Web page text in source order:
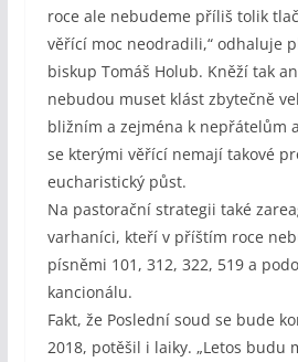
roce ale nebudeme příliš tolik
věřící moc neodradili,“ odhaluje
biskup Tomáš Holub. Kněží tak
nebudou muset klást zbytečně
bližním a zejména k nepřátelům
se kterými věřící nemají takové
eucharistický půst.
Na pastorační strategii také
varhaníci, kteří v příštím roce
písněmi 101, 312, 322, 519 a
kancionálu.
Fakt, že Poslední soud se bude
2018, potěšil i laiky. „Letos budu